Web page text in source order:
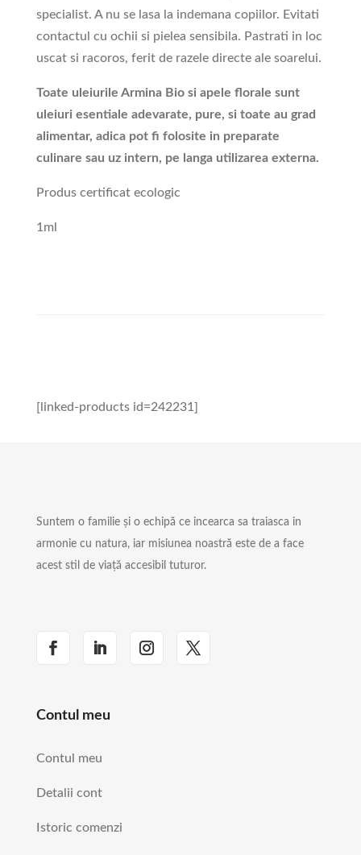
specialist. A nu se lasa la indemana copiilor. Evitati
contactul cu ochii si pielea sensibila. Pastrati in loc
uscat si racoros, ferit de razele directe ale soarelui.
Toate uleiurile Armina Bio si apele florale sunt
uleiuri esentiale adevarate, pure, si toate au grad
alimentar, adica pot fi folosite in preparate
culinare sau uz intern, pe langa utilizarea externa.
Produs certificat ecologic
1ml
[linked-products id=242231]
Suntem o familie și o echipă ce incearca sa traiasca in
armonie cu natura, iar misiunea noastră este de a face
acest stil de viață accesibil tuturor.
Contul meu
Contul meu
Detalii cont
Istoric comenzi